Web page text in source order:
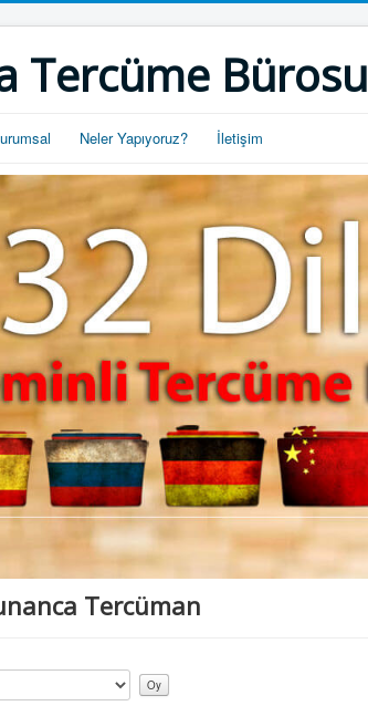
Tercüme Bürosu
Neler Yapıyoruz? İletişim
Tercüman